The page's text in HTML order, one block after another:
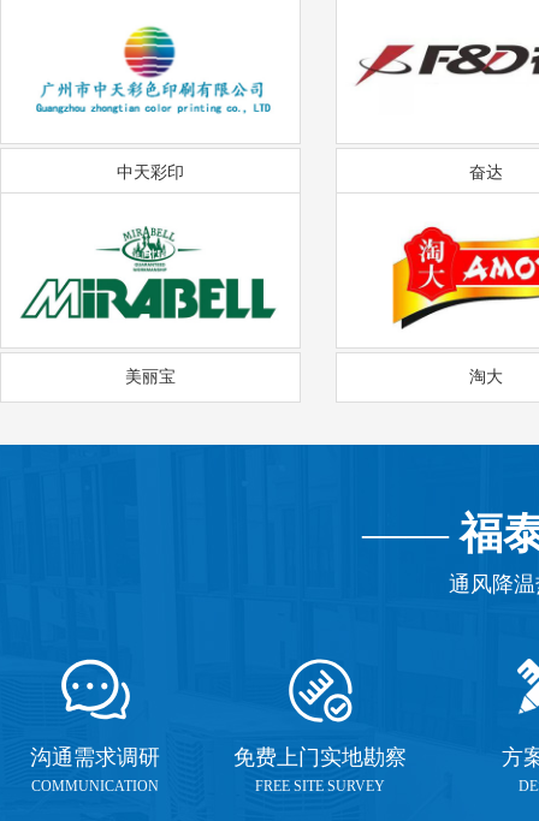
中天彩印 奋达
美丽宝 淘大
——福
通风降
沟通需求调研
COMMUNICATION
免费上门实地勘察
FREE SITE SURVEY
方